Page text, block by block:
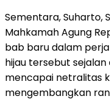
Sementara, Suharto,
Mahkamah Agung
bab baru dalam
hijau tersebut
mencapai netralitas
mengembangkan